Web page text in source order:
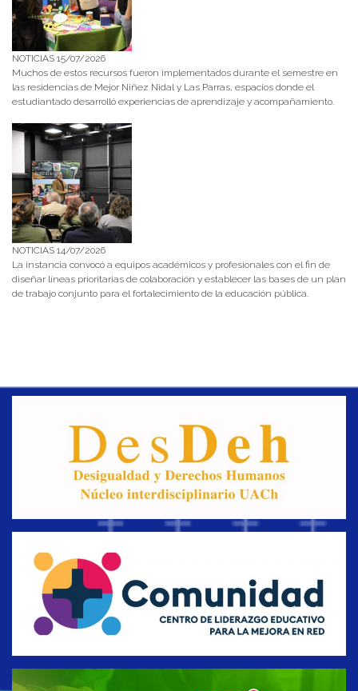
NOTICIAS 15/07/2026
Muchos de estos recursos fueron implementados durante el semestre en
las residencias de Mejor Niñez Nidal y Las Parras, espacios donde el
estudiantado desarrolló experiencias de aprendizaje y acompañamiento.
NOTICIAS 14/07/2026
La instancia convocó a equipos académicos y profesionales con el fin de
diseñar líneas prioritarias de colaboración y establecer las bases de un plan
de trabajo conjunto para el fortalecimiento de la educación pública.